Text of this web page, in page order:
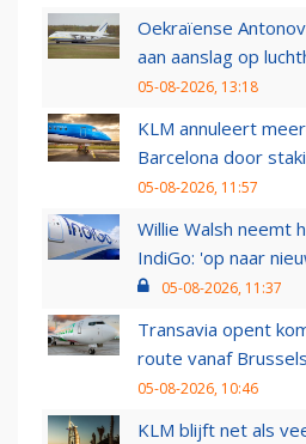
Oekraïense
aan aanslag op
05-08-2026, 13:18
KLM annuleert
Barcelona door
05-08-2026, 11:57
Willie Walsh neemt
IndiGo: 'op naar
05-08-2026, 11:37
Transavia opent
route vanaf
05-08-2026, 10:46
KLM blijft net als